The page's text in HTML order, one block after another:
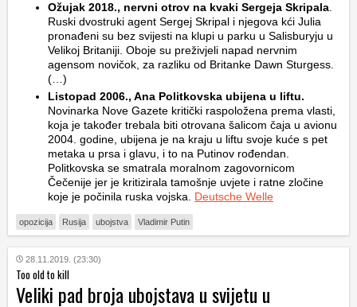
Ožujak 2018., nervni otrov na kvaki Sergeja Skripala.
Ruski dvostruki agent Sergej Skripal i njegova kći Julia
pronađeni su bez svijesti na klupi u parku u Salisburyju u
Velikoj Britaniji. Oboje su preživjeli napad nervnim
agensom novičok, za razliku od Britanke Dawn Sturgess.
(…)
Listopad 2006., Ana Politkovska ubijena u liftu.
Novinarka Nove Gazete kritički raspoložena prema vlasti,
koja je također trebala biti otrovana šalicom čaja u avionu
2004. godine, ubijena je na kraju u liftu svoje kuće s pet
metaka u prsa i glavu, i to na Putinov rođendan.
Politkovska se smatrala moralnom zagovornicom
Čečenije jer je kritizirala tamošnje uvjete i ratne zločine
koje je počinila ruska vojska. Deutsche Welle
opozicija Rusija ubojstva Vladimir Putin
28.11.2019. (23:30)
Too old to kill
Veliki pad broja ubojstava u svijetu u